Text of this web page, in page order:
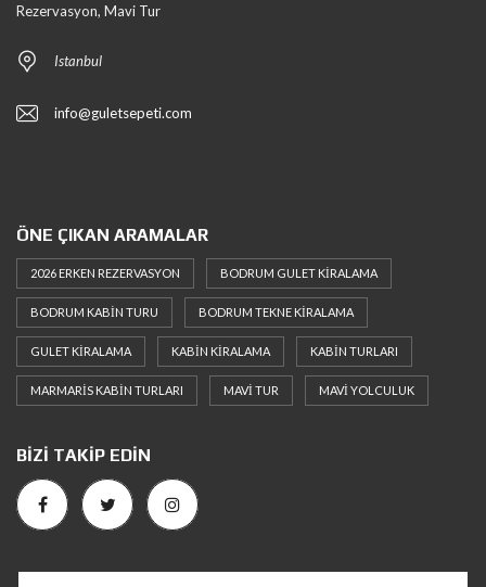
Rezervasyon, Mavi Tur
Istanbul
info@guletsepeti.com
ÖNE ÇIKAN ARAMALAR
2026 ERKEN REZERVASYON BODRUM GULET KIRALAMA
BODRUM KABIN TURU BODRUM TEKNE KIRALAMA
GULET KIRALAMA KABIN KIRALAMA KABIN TURLARI
MARMARIS KABIN TURLARI MAVI TUR MAVI YOLCULUK
BIZI TAKIP EDIN